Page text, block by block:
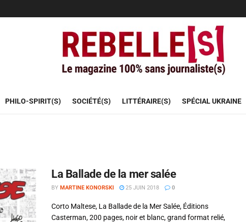
PHILO-SPIRIT(S) SOCIÉTÉ(S) LITTÉRAIRE(S) SPÉCIAL UKRAINE
La Ballade de la mer salée
BY MARTINE KONORSKI 25 JUIN 2018 0
Corto Maltese, La Ballade de la Mer Salée, Éditions
Casterman, 200 pages, noir et blanc, grand format relié,